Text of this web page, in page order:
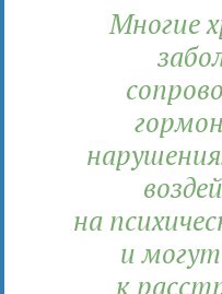
Многие
на
и
к